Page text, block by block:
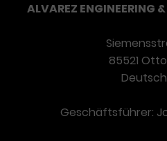
ALVAREZ ENGINEERING
85521
Geschäftsführer: